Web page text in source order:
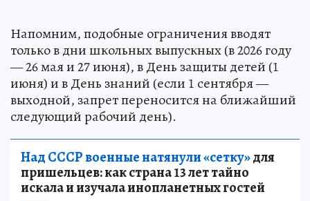
Напомним, подобные ограничения вводят
только в дни школьных выпускных (в 2026 году
— 26 мая и 27 июня), в День защиты детей (1
июня) и в День знаний (если 1 сентября —
выходной, запрет переносится на ближайший
следующий рабочий день).
Над СССР военные натянули «сетку»для
пришельцев: как страна 13 лет тайно
искала и изучала инопланетных гостей